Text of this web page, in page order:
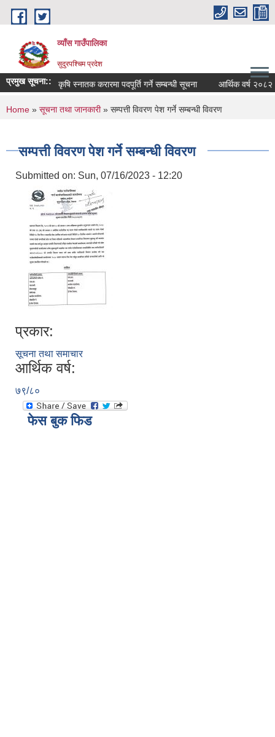
Skip to main content
व्याँस गाउँपालिका
सुदुरपश्चिम प्रदेश
प्रमुख सूचना::
सम्बन्धमा कृषि स्नातक करारमा पदपूर्ति गर्ने सम्बन्धी सूचना आर्थिक वर्ष
You are here
Home » सूचना तथा जानकारी» सम्पत्ती विवरण पेश गर्ने सम्बन्धी विवरण
सम्पत्ती विवरण पेश गर्ने सम्बन्धी विवरण
Submitted on: Sun, 07/16/2023 - 12:20
प्रकार:
सूचना तथा समाचार
आर्थिक वर्ष:
७९/८०
फेस बुक फिड